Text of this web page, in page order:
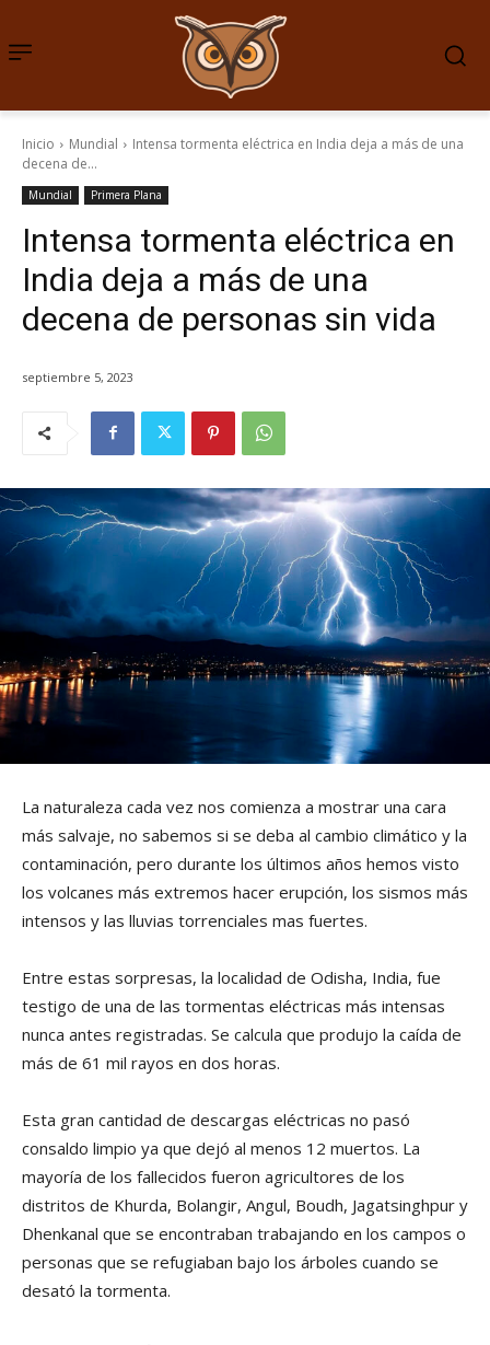
Inicio Mundial
Intensa tormenta eléctrica en India deja a más de una
decena de...
Mundial Primera Plana
Intensa tormenta eléctrica en
India deja a más de una
decena de personas sin vida
septiembre 5, 2023
La naturaleza cada vez nos comienza a mostrar una cara
más salvaje, no sabemos si se deba al cambio climático y la
contaminación, pero durante los últimos años hemos visto
los volcanes más extremos hacer erupción, los sismos más
intensos y las lluvias torrenciales mas fuertes.
Entre estas sorpresas, la localidad de Odisha, India, fue
testigo de una de las tormentas eléctricas más intensas
nunca antes registradas. Se calcula que produjo la caída de
más de 61 mil rayos en dos horas.
Esta gran cantidad de descargas eléctricas no pasó
consaldo limpio ya que dejó al menos 12 muertos. La
mayoría de los fallecidos fueron agricultores de los
distritos de Khurda, Bolangir, Angul, Boudh, Jagatsinghpur y
Dhenkanal que se encontraban trabajando en los campos o
personas que se refugiaban bajo los árboles cuando se
desató la tormenta.